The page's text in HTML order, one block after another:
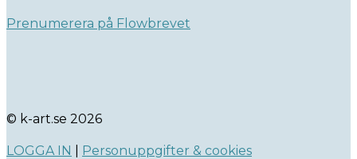
Prenumerera på Flowbrevet
© k-art.se 2026
LOGGA IN
Personuppgifter & cookies